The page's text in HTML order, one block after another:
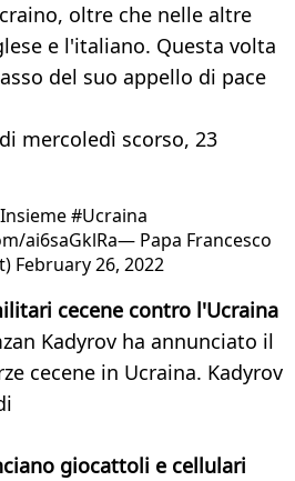
oltre che nelle altre
e l'italiano. Questa volta
del suo appello di pace
mercoledì scorso, 23
#Ucraina
ai6saGklRa— Papa Francesco
February 26, 2022
cecene contro l'Ucraina
Kadyrov ha annunciato il
cecene in Ucraina. Kadyrov
giocattoli e cellulari